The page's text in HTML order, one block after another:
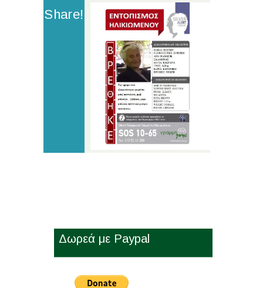
Share!
Δωρεά με Paypal